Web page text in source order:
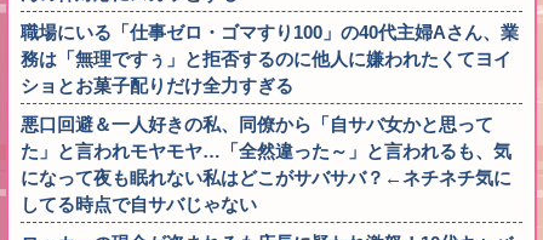
職場にいる「仕事ゼロ・ゴマすり100」の40代主婦Aさん、業
務は「無理ですぅ」と拒否するのに他人に嫌われたくてヨイ
ショとお菓子配りだけ全力すぎる
悪口回避＆一人好きの私、同僚から「自サバ女かと思って
た」と言われモヤモヤ…「全然違った～」と言われるも、気
になって夜も眠れない私はどこがサバサバ？←ネチネチ気に
してる時点で自サバじゃない